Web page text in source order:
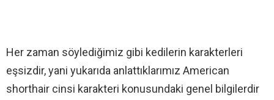
Her zaman söylediğimiz gibi kedilerin karakterleri
eşsizdir, yani yukarıda anlattıklarımız American
shorthair cinsi karakteri konusundaki genel bilgilerdir